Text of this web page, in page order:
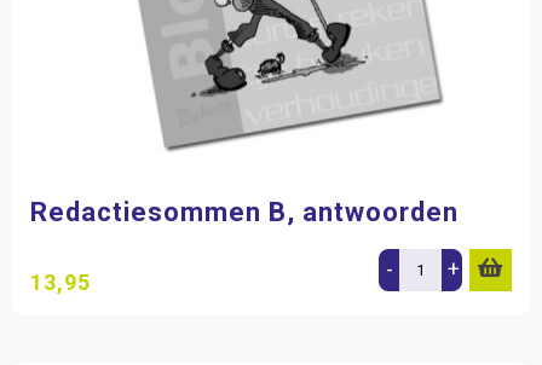
Redactiesommen B, antwoorden
13,95 - +